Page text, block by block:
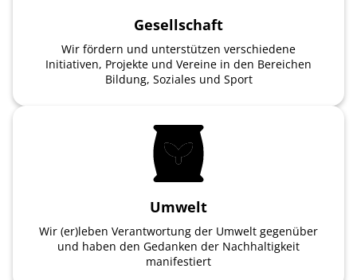
Gesellschaft
Wir fördern und unterstützen verschiedene
Initiativen, Projekte und Vereine in den Bereichen
Bildung, Soziales und Sport
Umwelt
Wir (er)leben Verantwortung der Umwelt gegenüber
und haben den Gedanken der Nachhaltigkeit
manifestiert